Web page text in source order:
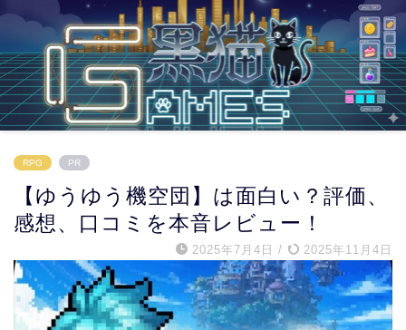
RPG PR
【ゆうゆう機空団】は面白い？評価、
感想、口コミを本音レビュー！
2025年7月4日 / 2025年11月4日